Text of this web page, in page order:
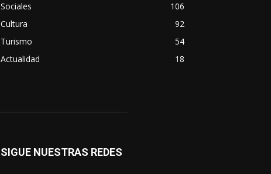
Sociales
106
Cultura
92
Turismo
54
Actualidad
18
SIGUE NUESTRAS REDES